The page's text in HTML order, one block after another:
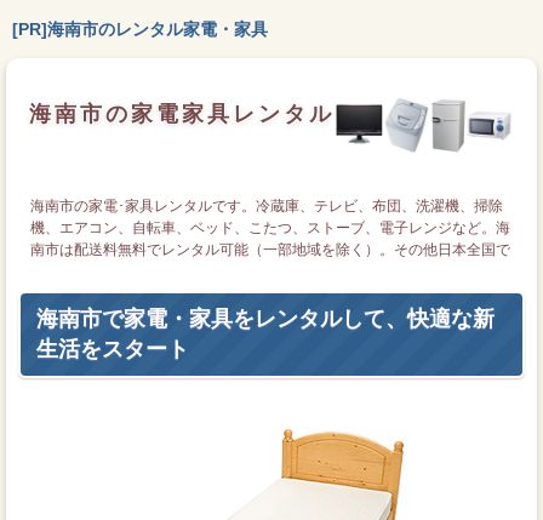
[PR]海南市のレンタル家電・家具
海南市の家電家具レンタル
海南市の家電･家具レンタルです。冷蔵庫、テレビ、布団、洗濯機、掃除
機、エアコン、自転車、ベッド、こたつ、ストーブ、電子レンジなど。海
南市は配送料無料でレンタル可能（一部地域を除く）。その他日本全国で
海南市で家電・家具をレンタルして、快適な新
生活をスタート